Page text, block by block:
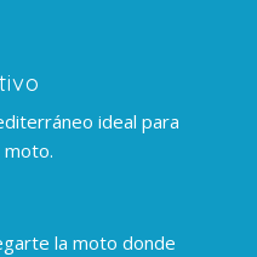
ideal para
moto.
la moto donde